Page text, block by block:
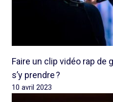
Faire un clip vidéo rap de
s’y prendre ?
10 avril 2023